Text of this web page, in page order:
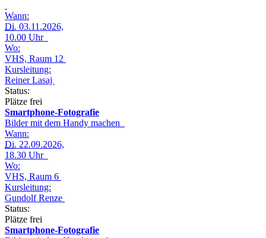
Wann:
Di. 03.11.2026,
10.00 Uhr
Wo:
VHS, Raum 12
Kursleitung:
Reiner Lasaj
Status:
Plätze frei
Smartphone-Fotografie
Bilder mit dem Handy machen
Wann:
Di. 22.09.2026,
18.30 Uhr
Wo:
VHS, Raum 6
Kursleitung:
Gundolf Renze
Status:
Plätze frei
Smartphone-Fotografie